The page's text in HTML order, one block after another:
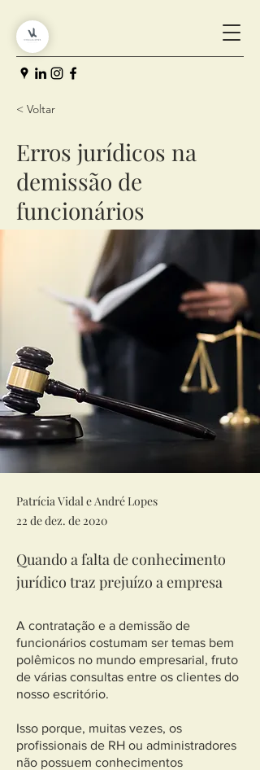
< Voltar
Erros jurídicos na
demissão de
funcionários
Patrícia Vidal e André Lopes
22 de dez. de 2020
Quando a falta de conhecimento
jurídico traz prejuízo a empresa
A contratação e a demissão de
funcionários costumam ser temas bem
polêmicos no mundo empresarial, fruto
de várias consultas entre os clientes do
nosso escritório.
Isso porque, muitas vezes, os
profissionais de RH ou administradores
não possuem conhecimentos